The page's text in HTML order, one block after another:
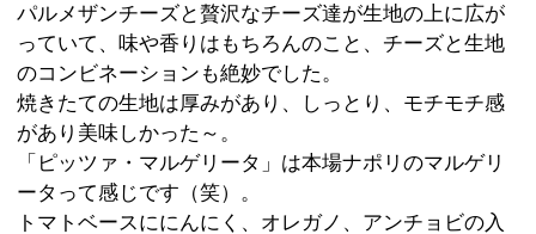
またパスタ類も他店のパスタとは一味違った美味しさ
です。+200円で自家製生パスタ（卵使用）に変更可能
なので、こちらも試してくださいね。やっぱり小ぶり
だったのが残念です・・・。
どれを注文しても美味しかった「ベッラ ナポリ」。も
う少し、リーズナブルだと通いたくなるお店なんです
けどね～。
※上記記事は江東区時間スタッフにより取材掲載され